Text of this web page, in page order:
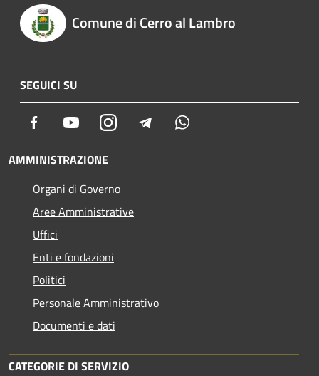
Comune di Cerro al Lambro
SEGUICI SU
Facebook YoutubeInstagram Telegram
AMMINISTRAZIONE
Organi di Governo
Aree Amministrative
Uffici
Enti e fondazioni
Politici
Personale Amministrativo
Documenti e dati
CATEGORIE DI SERVIZIO